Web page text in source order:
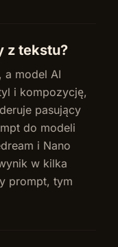
z tekstu?
a model AI
i kompozycję,
pasujący
do modeli
i Nano
w kilka
prompt, tym